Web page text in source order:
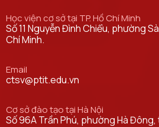
Học viện cơ sở tại TP. Hồ Chí Minh
Số 11 Nguyễn Đình Chiểu, phường
Chí Minh.
Email
ctsv@ptit.edu.vn
Cơ sở đào tạo tại Hà Nội
Số 96A Trần Phú, phường Hà Đông,